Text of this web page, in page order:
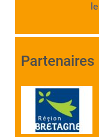
Partenaires